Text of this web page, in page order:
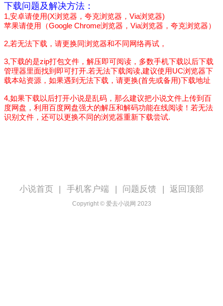
下载问题及解决方法：
1,安卓请使用(X浏览器，夸克浏览器，Via浏览器)
苹果请使用（Google Chrome浏览器，Via浏览器，夸克浏览器）
2,若无法下载，请更换同浏览器和不同网络再试，
3,下载的是zip打包文件，解压即可阅读，多数手机下载以后下载
管理器里面找到即可打开.若无法下载阅读,建议使用UC浏览器下
载本站资源，如果遇到无法下载，请更换(首先或备用)下载地址
4,如果下载以后打开小说是乱码，那么建议把小说文件上传到百
度网盘，利用百度网盘强大的解压和解码功能在线阅读！若无法
识别文件，还可以更换不同的浏览器重新下载尝试.
小说首页 | 手机客户端 | 问题反馈 | 返回顶部
Copyright © 爱去小说网 2023